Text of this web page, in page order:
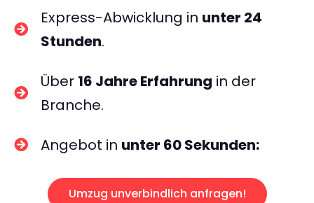
Express-Abwicklung in unter 24
Stunden.
Über 16 Jahre Erfahrung in der
Branche.
Angebot in unter 60 Sekunden:
Umzug unverbindlich anfragen!